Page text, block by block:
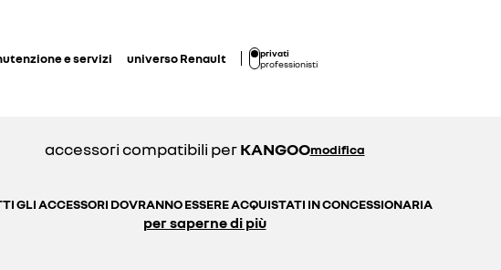
e servizi universo Renault
privati
professionisti
accessori compatibili per KANGOOmodifica
GLI ACCESSORI DOVRANNO ESSERE ACQUISTATI IN CONCESSIONARIA
per saperne di più